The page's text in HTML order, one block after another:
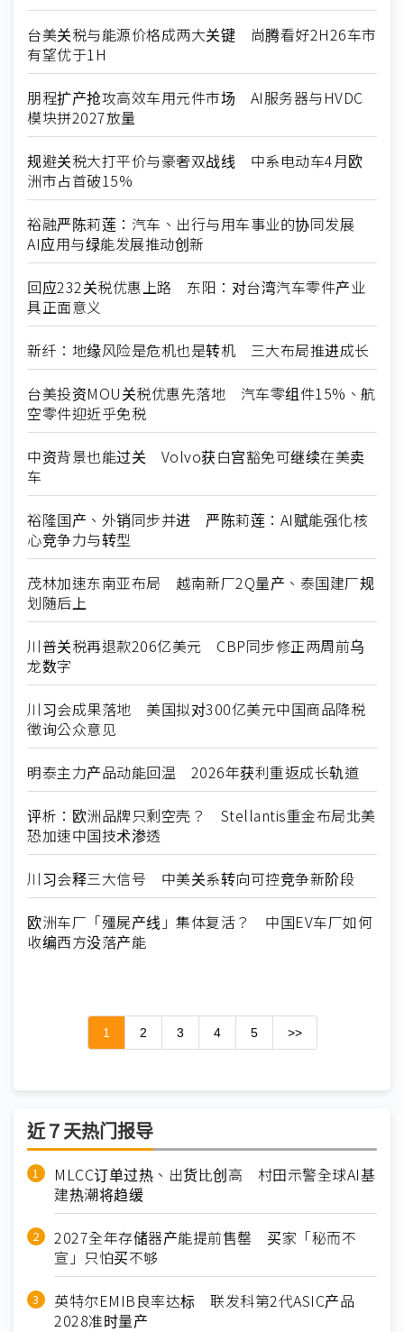
台美关税与能源价格成两大关键 尚腾看好2H26车市
有望优于1H
朋程扩产抢攻高效车用元件市场 AI服务器与HVDC
模块拼2027放量
规避关税大打平价与豪奢双战线 中系电动车4月欧
洲市占首破15%
裕融严陈莉莲：汽车、出行与用车事业的协同发展
AI应用与绿能发展推动创新
回应232关税优惠上路 东阳：对台湾汽车零件产业
具正面意义
新纤：地缘风险是危机也是转机 三大布局推进成长
台美投资MOU关税优惠先落地 汽车零组件15%、航
空零件迎近乎免税
中资背景也能过关 Volvo获白宫豁免可继续在美卖
车
裕隆国产、外销同步并进 严陈莉莲：AI赋能强化核
心竞争力与转型
茂林加速东南亚布局 越南新厂2Q量产、泰国建厂规
划随后上
川普关税再退款206亿美元 CBP同步修正两周前乌
龙数字
川习会成果落地 美国拟对300亿美元中国商品降税
徵询公众意见
明泰主力产品动能回温 2026年获利重返成长轨道
评析：欧洲品牌只剩空壳？ Stellantis重金布局北美
恐加速中国技术渗透
川习会释三大信号 中美关系转向可控竞争新阶段
欧洲车厂「殭屍产线」集体复活？ 中国EV车厂如何
收编西方没落产能
1 2 3 4 5 >>
近７天热门报导
MLCC订单过热、出货比创高 村田示警全球AI基
建热潮将趋缓
2027全年存储器产能提前售罄 买家「秘而不
宣」只怕买不够
英特尔EMIB良率达标 联发科第2代ASIC产品
2028准时量产